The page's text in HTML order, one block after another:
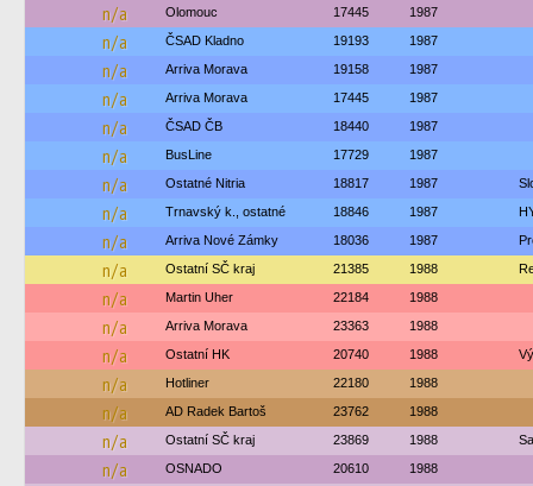
n/a Olomouc 17445 1987
n/a ČSAD Kladno 19193 1987
n/a Arriva Morava 19158 1987
n/a Arriva Morava 17445 1987
n/a ČSAD ČB 18440 1987
n/a BusLine 17729 1987
n/a Ostatné Nitria 18817 1987
n/a Trnavský k., ostatné 18846 1987
n/a Arriva Nové Zámky 18036 1987
n/a Ostatní SČ kraj 21385 1988
n/a Martin Uher 22184 1988
n/a Arriva Morava 23363 1988
n/a Ostatní HK 20740 1988
n/a Hotliner 22180 1988
n/a AD Radek Bartoš 23762 1988
n/a Ostatní SČ kraj 23869 1988
n/a OSNADO 20610 1988